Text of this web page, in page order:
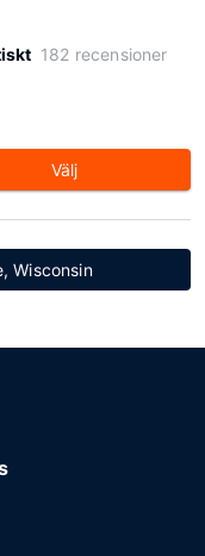
182 recensioner
Välj
Wisconsin